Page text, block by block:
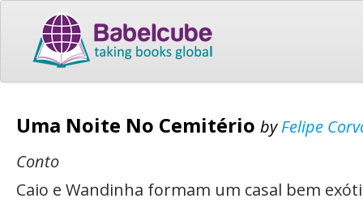
Uma Noite No Cemitério byFelipe
Conto
Caio e Wandinha formam um casal bem